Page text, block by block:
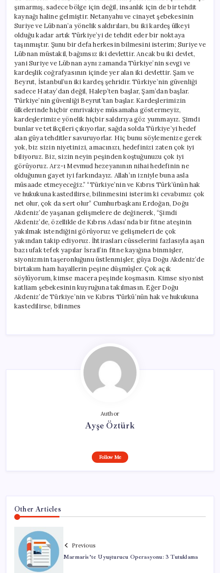
şımarmış, sadece bölge için değil, insanlık için de bir tehdit
kaynağı haline gelmiştir. Netanyahu ve cinayet şebekesinin
Suriye ve Lübnan’a yönelik saldırıları, bu iki kardeş ülkeyi
olduğu kadar artık Türkiye’yi de tehdit eder bir noktaya
taşınmıştır. Şunu bir defa herkesin bilmesini isterim; Suriye ve
Lübnan müstakil, bağımsız iki devlettir. Ancak bu iki devlet,
yani Suriye ve Lübnan aynı zamanda Türkiye’nin sevgi ve
kardeşlik coğrafyasının içinde yer alan iki devlettir. Şam ve
Beyrut, İstanbul’un iki kardeş şehridir. Türkiye’nin güvenliği
sadece Hatay’dan değil, Halep’ten başlar, Şam’dan başlar.
Türkiye’nin güvenliği Beyrut’tan başlar. Kardeşlerimizin
ülkelerinde hiçbir emrivakiye müsamaha göstermeyiz,
kardeşlerimize yönelik hiçbir saldırıya göz yummayız. Şimdi
bunlar ve tetikçileri çıkıyorlar, sağda solda Türkiye’yi hedef
alan güya tehditler savuruyorlar. Hiç bunu söylemenize gerek
yok, biz sizin niyetinizi, amacınızı, hedefinizi zaten çok iyi
biliyoruz. Biz, sizin neyin peşinden koştuğunuzu çok iyi
görüyoruz. Arz-ı Mevmud hezeyanının nihai hedefinin ne
olduğunun gayet iyi farkındayız. Allah’ın izniyle buna asla
müsaade etmeyeceğiz.” “Türkiye’nin ve Kıbrıs Türk’ünün hak
ve hukukuna kastedilirse, bilinmesini isterim ki cevabımız çok
net olur, çok da sert olur” Cumhurbaşkanı Erdoğan, Doğu
Akdeniz’de yaşanan gelişmelere de değinerek, “Şimdi
Akdeniz’de, özellikle de Kıbrıs Adası’nda bir fitne ateşinin
yakılmak istendiğini görüyoruz ve gelişmeleri de çok
yakından takip ediyoruz. İhtirasları cüsselerini fazlasıyla aşan
bazı ufak tefek yapılar İsrail’in fitne kayığına binmişler,
siyonizmin taşeronluğunu üstlenmişler, güya Doğu Akdeniz’de
birtakım ham hayallerin peşine düşmüşler. Çok açık
söylüyorum, kimse macera peşinde koşmasın. Kimse siyonist
katliam şebekesinin kuyruğuna takılmasın. Eğer Doğu
Akdeniz’de Türkiye’nin ve Kıbrıs Türkü’nün hak ve hukukuna
kastedilirse, bilinmes
Author
Ayşe Öztürk
Follow Me
Other Articles
Previous
Marmaris’te Uyuşturucu Operasyonu: 3 Tutuklama